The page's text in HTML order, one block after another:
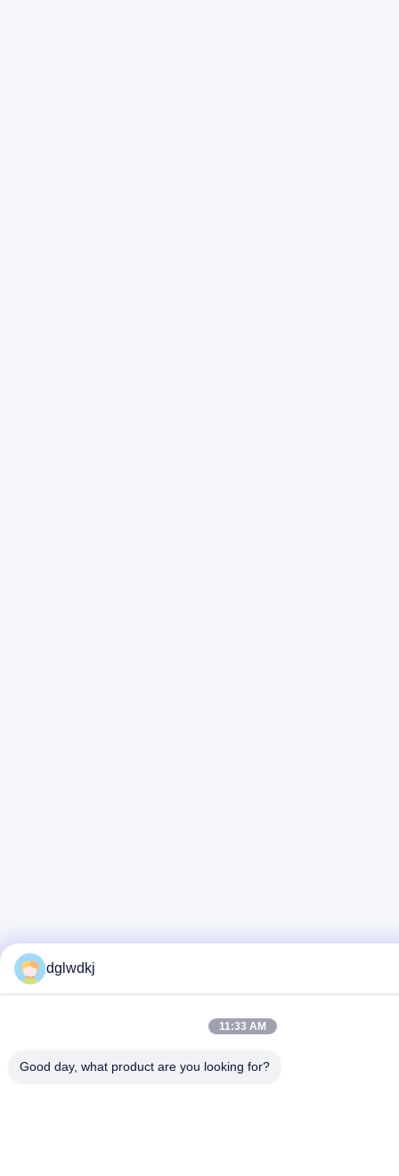
dglwdkj
11:33 AM
Good day, what product are you looking for?